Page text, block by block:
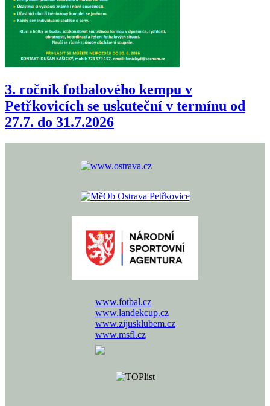
3. ročník fotbalového kempu v
Petřkovicích se uskuteční v termínu od
27.7. do 31.7.2026
www.fotbal.cz
www.landekcup.cz
www.zijusklubem.cz
www.msfl.cz